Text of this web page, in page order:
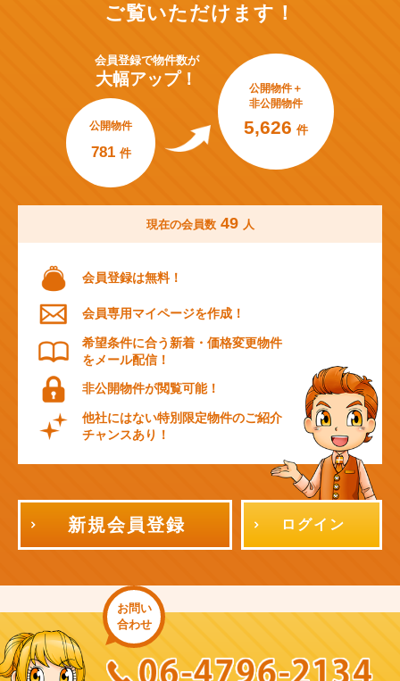
ご覧いただけます！
会員登録で物件数が
大幅アップ！
公開物件
781 件
公開物件＋
非公開物件
5,626 件
現在の会員数 49 人
会員登録は無料！
会員専用マイページを作成！
希望条件に合う新着・価格変更物件
をメール配信！
非公開物件が閲覧可能！
他社にはない特別限定物件のご紹介
チャンスあり！
新規会員登録 ログイン
お問い
合わせ